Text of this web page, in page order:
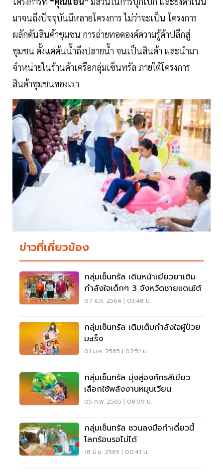
มาจนถึงปัจจุบันมีหลายโครงการ ไม่ว่าจะเป็น โครงการ
ผลักดันสินค้าชุมชน การถ่ายทอดองค์ความรู้ค้าปลีกสู่
ชุมชน ตั้งแต่ต้นน้ำถึงปลายน้ำ จนเป็นสินค้า และนำมา
จำหน่ายในร้านค้าเครือกลุ่มเซ็นทรัล ภายใต้โครงการ
สินค้าชุมชนของเรา
ข่าวที่เกี่ยวข้อง
กลุ่มเซ็นทรัล เดินหน้าเยียวยาเติม
กำลังใจเด็กๆ 3 จังหวัดชายแดนใต้
07 ธ.ค. 2564 | 03:48 น.
กลุ่มเซ็นทรัล เติมเต็มกำลังใจผู้ป่วย
มะเร็ง
01 ม.ค. 2565 | 02:51 น.
กลุ่มเซ็นทรัล มุ่งสู่องค์กรสีเขียว
เลือกใช้พลังงานหมุนเวียน
05 ก.พ. 2565 | 08:09 น.
กลุ่มเซ็นทรัล ชวนลงมือทำเดี๋ยวนี้
โลกร้อนรอไม่ได้
18 มิ.ย. 2565 | 00:41 น.